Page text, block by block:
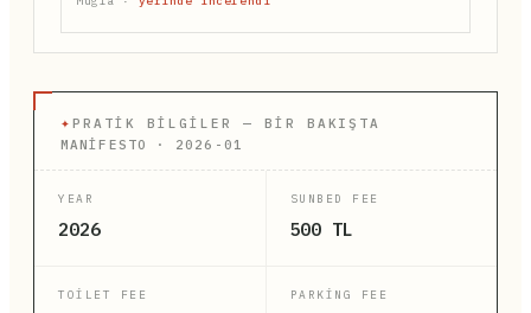
✦ PRATIK BILGILER — BIR BAKIŞTA
MANİFESTO · 2026-01
YEAR
2026
SUNBED FEE
500 TL
TOILET FEE PARKING FEE